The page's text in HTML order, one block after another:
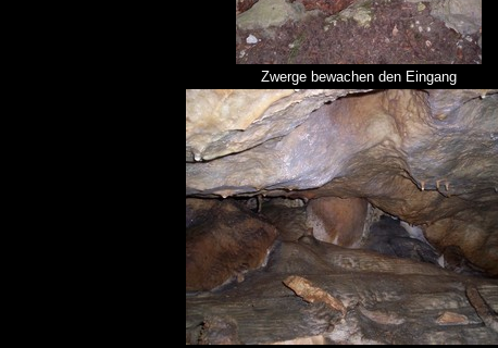
Zwerge bewachen den Eingang